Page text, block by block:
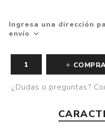
Ingresa una dirección
envío
¿Dudas o preguntas?